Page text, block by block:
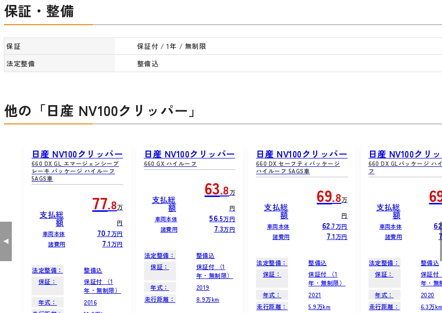
保証・整備
保証
保証付 / 1年 / 無制限
法定整備
整備込
他の「日産 NV100クリッパー」
日産 NV100クリッパー
660 DX GL エマージェンシーブ
レーキ パッケージ ハイルーフ
5AGS車
支払総
額
77.8万
円
車両本体 70.7万円
諸費用 7.1万円
法定整備：
整備込
保証：
保証付 （1
年・無制限）
年式：
2016
日産 NV100クリッパー
660 GX ハイルーフ
支払総
額
63.8万
円
車両本体 56.5万円
諸費用 7.3万円
法定整備：
整備込
保証：
保証付 （1
年・無制限）
年式：
2019
走行距離：
8.9万km
日産 NV100クリッパー
660 DX セーフティパッケージ
ハイルーフ 5AGS車
支払総
額
69.8万
円
車両本体 62.7万円
諸費用 7.1万円
法定整備：
整備込
保証：
保証付 （1
年・無制限）
年式：
2021
走行距離：
5.9万km
日産 NV100クリ
660 DX GLパッケージ ハ
フ
支払総
額
車両本体 62
諸費用
法定整備：
整備込
保証：
保証付
年・無
年式：
2020
走行距離：
6.3万